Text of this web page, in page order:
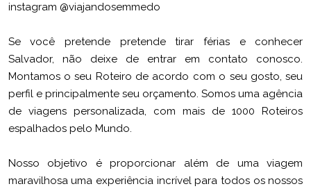
instagram @viajandosemmedo
Se você pretende pretende tirar férias e conhecer
Salvador, não deixe de entrar em contato conosco.
Montamos o seu Roteiro de acordo com o seu gosto, seu
perfil e principalmente seu orçamento. Somos uma agência
de viagens personalizada, com mais de 1000 Roteiros
espalhados pelo Mundo.
Nosso objetivo é proporcionar além de uma viagem
maravilhosa uma experiência incrível para todos os nossos